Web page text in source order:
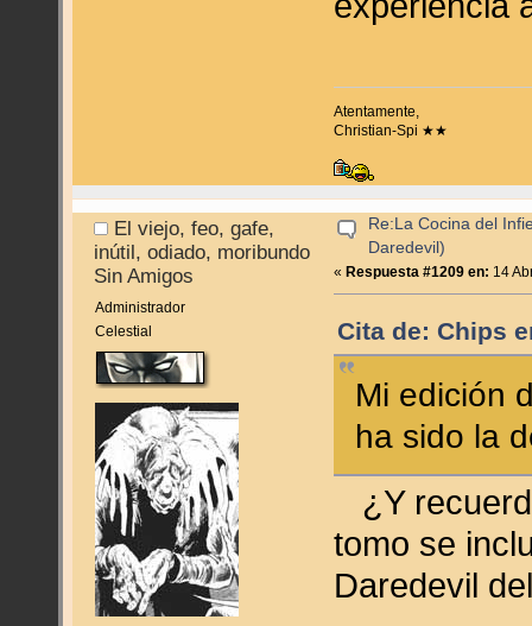
Atentamente,
Christian-Spi ★★
El viejo, feo, gafe,
inútil, odiado, moribundo
Sin Amigos
Administrador
Celestial
Re:La Cocina del
Daredevil)
« Respuesta #1209 en: 14
Cita de: Chips
Mi edición
ha sido la
¿Y
tomo se
Daredevil